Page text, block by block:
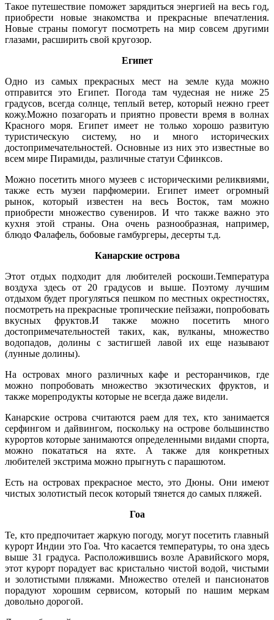
Такое путешествие поможет зарядиться энергией на весь год,
приобрести новые знакомства и прекрасные впечатления.
Новые страны помогут посмотреть на мир совсем другими
глазами, расширить свой кругозор.
Египет
Одно из самых прекрасных мест на земле куда можно
отправится это Египет. Погода там чудесная не ниже 25
градусов, всегда солнце, теплый ветер, который нежно греет
кожу.Можно позагорать и приятно провести время в волнах
Красного моря. Египет имеет не только хорошо развитую
туристическую систему, но и много исторических
достопримечательностей. Основные из них это известные во
всем мире Пирамиды, различные статуи Сфинксов.
Можно посетить много музеев с историческими реликвиями,
также есть музеи парфюмерии. Египет имеет огромный
рынок, который известен на весь Восток, там можно
приобрести множество сувениров. И что также важно это
кухня этой страны. Она очень разнообразная, например,
блюдо Фалафель, бобовые гамбургеры, десерты т.д.
Канарские острова
Этот отдых подходит для любителей роскоши.Температура
воздуха здесь от 20 градусов и выше. Поэтому лучшим
отдыхом будет прогуляться пешком по местных окрестностях,
посмотреть на прекрасные тропические пейзажи, попробовать
вкусных фруктов.И также можно посетить много
достопримечательностей таких, как, вулканы, множество
водопадов, долины с застигшей лавой их еще называют
(лунные долины).
На островах много различных кафе и ресторанчиков, где
можно попробовать множество экзотических фруктов, и
также морепродукты которые не всегда даже видели.
Канарские острова считаются раем для тех, кто занимается
серфингом и дайвингом, поскольку на острове большинство
курортов которые занимаются определенными видами спорта,
можно покататься на яхте. А также для конкретных
любителей экстрима можно прыгнуть с парашютом.
Есть на островах прекрасное место, это Дюны. Они имеют
чистых золотистый песок который тянется до самых пляжей.
Гоа
Те, кто предпочитает жаркую погоду, могут посетить главный
курорт Индии это Гоа. Что касается температуры, то она здесь
выше 31 градуса. Расположившись возле Аравийского моря,
этот курорт порадует вас кристально чистой водой, чистыми
и золотистыми пляжами. Множество отелей и пансионатов
порадуют хорошим сервисом, который по нашим меркам
довольно дорогой.